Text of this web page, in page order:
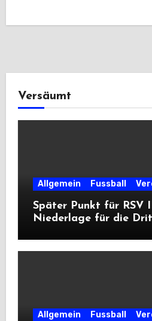
Versäumt
Allgemein Fussball
Später Punkt für RSV
Niederlage für die
Allgemein Fussball